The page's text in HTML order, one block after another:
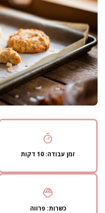
זמן עבודה: 10 דקות
כשרות: פרווה